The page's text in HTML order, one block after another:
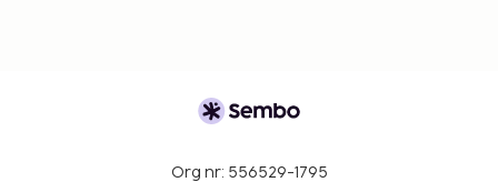
Org nr: 556529-1795